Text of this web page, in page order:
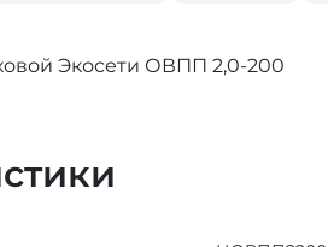
Экосети ОВПП 2,0-200